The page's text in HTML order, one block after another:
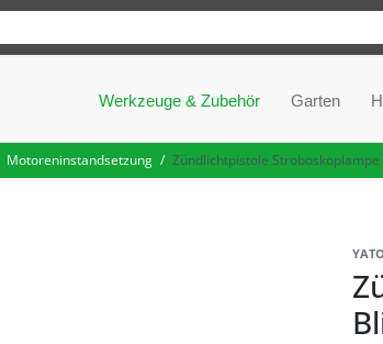
Werkzeuge & Zubehör Garten
Motoreninstandsetzung Zündlichtpistole
YATO